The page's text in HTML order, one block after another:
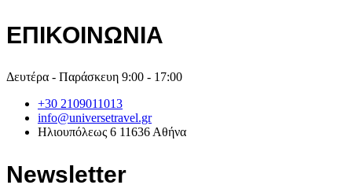
ΕΠΙΚΟΙΝΩΝΙΑ
Δευτέρα - Παράσκευη 9:00 - 17:00
+30 2109011013
info@universetravel.gr
Ηλιουπόλεως 6 11636 Αθήνα
Newsletter